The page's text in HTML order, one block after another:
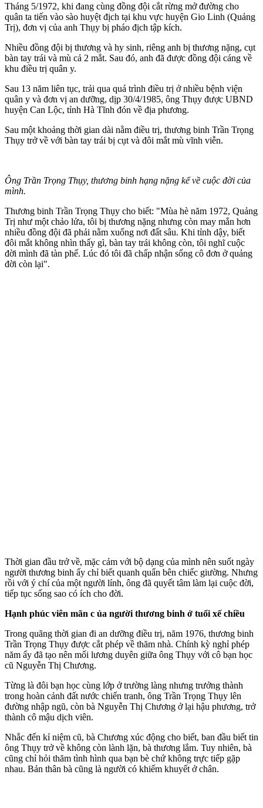
Tháng 5/1972, khi đang cùng đồng đội cắt rừng mở đường cho
quân ta tiến vào sào huyệt địch tại khu vực huyện Gio Linh (Quảng
Trị), đơn vị của anh Thụy bị pháo địch tập kích.
Nhiều đồng đội bị thương và hy sinh, riêng anh bị thương nặng, cụt
bàn tay trái và mù cả 2 mắt. Sau đó, anh đã được đồng đội cáng về
khu điều trị quân y.
Sau 13 năm liên tục, trải qua quá trình điều trị ở nhiều bệnh viện
quân y và đơn vị an dưỡng, dịp 30/4/1985, ông Thụy được UBND
huyện Can Lộc, tỉnh Hà Tĩnh đón về địa phương.
Sau một khoảng thời gian dài nằm điều trị, thương binh Trần Trọng
Thụy trở về với bàn tay trái bị cụt và đôi mắt mù vĩnh viễn.
Ông Trần Trọng Thụy, thương binh hạng nặng kể về cuộc đời của
mình.
Thương binh Trần Trọng Thụy cho biết: "Mùa hè năm 1972, Quảng
Trị như một chảo lửa, tôi bị thương nặng nhưng còn may mắn hơn
nhiều đồng đội đã phải nằm xuống nơi đất sâu. Khi tỉnh dậy, biết
đôi mắt không nhìn thấy gì, bàn tay trái không còn, tôi nghĩ cuộc
đời mình đã tàn phế. Lúc đó tôi đã chấp nhận sống cô đơn ở quảng
đời còn lại".
Thời gian đầu trở về, mặc cảm với bộ dạng của mình nên suốt ngày
người thương binh ấy chỉ biết quanh quẩn bên chiếc giường. Nhưng
rồi với ý chí của một người lính, ông đã quyết tâm làm lại cuộc đời,
tiếp tục sống sao có ích cho đời.
Hạnh phúc viên mãn c ủa người thương binh ở tuổi xế chiều
Trong quãng thời gian đi an dưỡng điều trị, năm 1976, thương binh
Trần Trọng Thụy được cắt phép về thăm nhà. Chính kỳ nghỉ phép
năm ấy đã tạo nên mối lương duyên giữa ông Thụy với cô bạn học
cũ Nguyễn Thị Chương.
Từng là đôi bạn học cùng lớp ở trường làng nhưng trưởng thành
trong hoàn cảnh đất nước chiến tranh, ông Trần Trọng Thụy lên
đường nhập ngũ, còn bà Nguyễn Thị Chương ở lại hậu phương, trở
thành cô mậu dịch viên.
Nhắc đến kỉ niệm cũ, bà Chương xúc động cho biết, ban đầu biết tin
ông Thụy trở về không còn lành lặn, bà thương lắm. Tuy nhiên, bà
cũng chỉ hỏi thăm tình hình qua bạn bè chứ không trực tiếp gặp
nhau. Bản thân bà cũng là người có khiếm khuyết ở chân.